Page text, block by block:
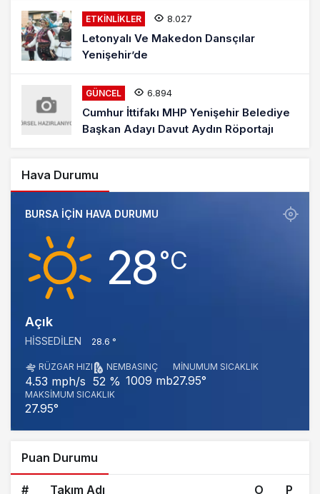
ETKINLIKLER 8.027
Letonyalı Ve Makedon Dansçılar
Yenişehir’de
GÜNCEL 6.894
Cumhur İttifakı MHP Yenişehir Belediye
Başkan Adayı Davut Aydın Röportajı
Hava Durumu
BURSA IÇIN HAVA DURUMU
28‎°C
Açık
HISSEDILEN 28.6 °
RÜZGAR HIZI
4.53 mph/s
NEM
52 %
BASINÇ
1009 mb
MINUMUM SICAKLIK
27.95°
MAKSIMUM SICAKLIK
27.95°
Puan Durumu
# Takım Adı O P